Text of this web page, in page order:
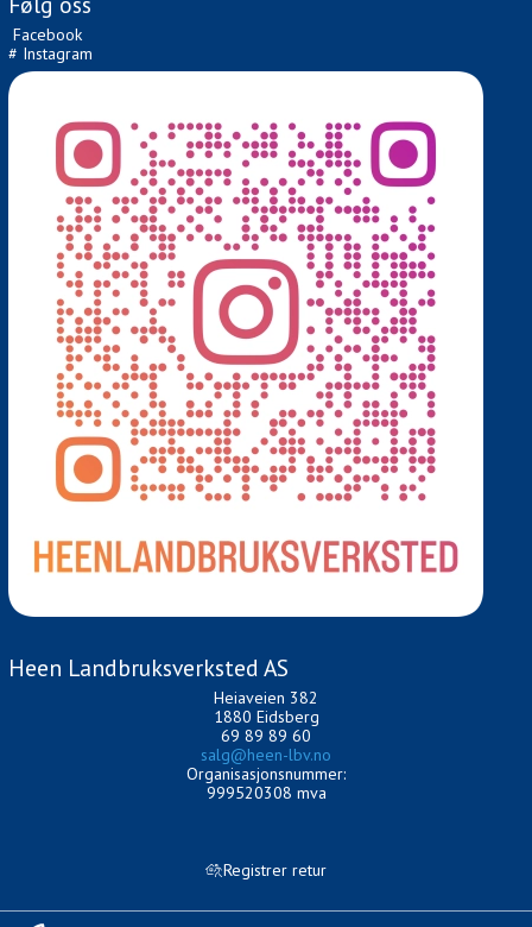
Facebook
# Instagram
Heen Landbruksverksted AS
Heiaveien 382
1880 Eidsberg
69 89 89 60
salg@heen-lbv.no
Organisasjonsnummer:
999520308 mva
Registrer retur